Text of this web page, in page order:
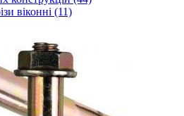
віконні (11)